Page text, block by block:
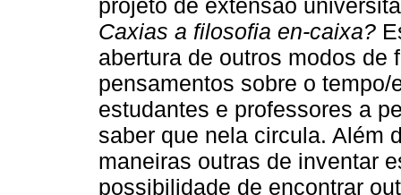
projeto de extensão
Caxias a filosofia en-caixa?
abertura de outros modos de
pensamentos sobre o
estudantes e professores a
saber que nela circula. Além
maneiras outras de inventar
possibilidade de encontrar